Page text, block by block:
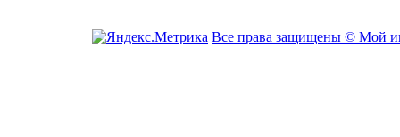
Все права защищены © Мой